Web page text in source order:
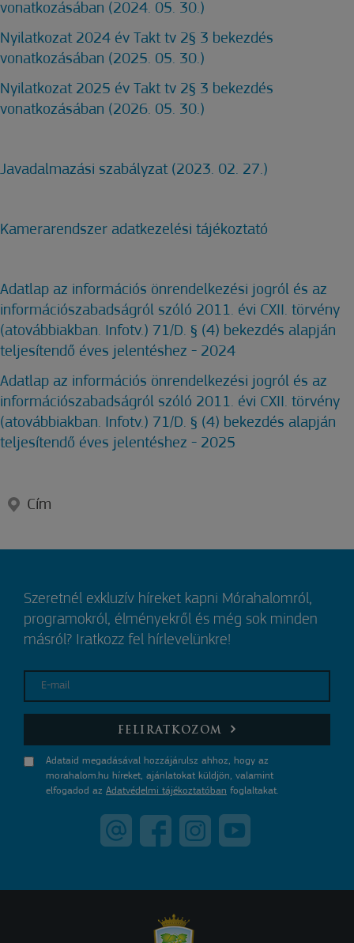
vonatkozásában (2024. 05. 30.)
Nyilatkozat 2024 év Takt tv 2§ 3 bekezdés
vonatkozásában (2025. 05. 30.)
Nyilatkozat 2025 év Takt tv 2§ 3 bekezdés
vonatkozásában (2026. 05. 30.)
Javadalmazási szabályzat (2023. 02. 27.)
Kamerarendszer adatkezelési tájékoztató
Adatlap az információs önrendelkezési jogról és az
információszabadságról szóló 2011. évi CXII. törvény
(atovábbiakban. Infotv.) 71/D. § (4) bekezdés alapján
teljesítendő éves jelentéshez - 2024
Adatlap az információs önrendelkezési jogról és az
információszabadságról szóló 2011. évi CXII. törvény
(atovábbiakban. Infotv.) 71/D. § (4) bekezdés alapján
teljesítendő éves jelentéshez - 2025
Cím
Szeretnél exkluzív híreket kapni Mórahalomról,
programokról, élményekről és még sok minden
másról? Iratkozz fel hírlevelünkre!
E-mail
FELIRATKOZOM
Adataid megadásával hozzájárulsz ahhoz, hogy az
morahalom.hu híreket, ajánlatokat küldjön, valamint
elfogadod az Adatvédelmi tájékoztatóban foglaltakat.